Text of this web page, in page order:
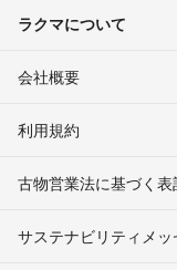
ラクマについて
会社概要
利用規約
古物営業法に基づく表
サステナビリティメッ